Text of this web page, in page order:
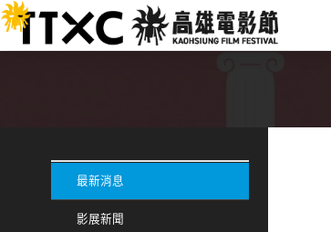
跳
到
主
:::
最新消息
影展新聞